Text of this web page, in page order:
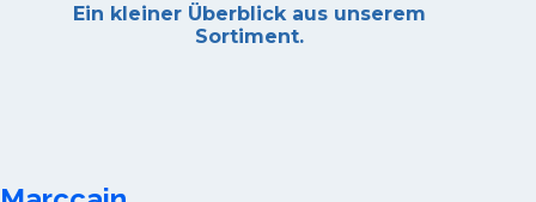
Ein kleiner Überblick aus unserem
Sortiment.